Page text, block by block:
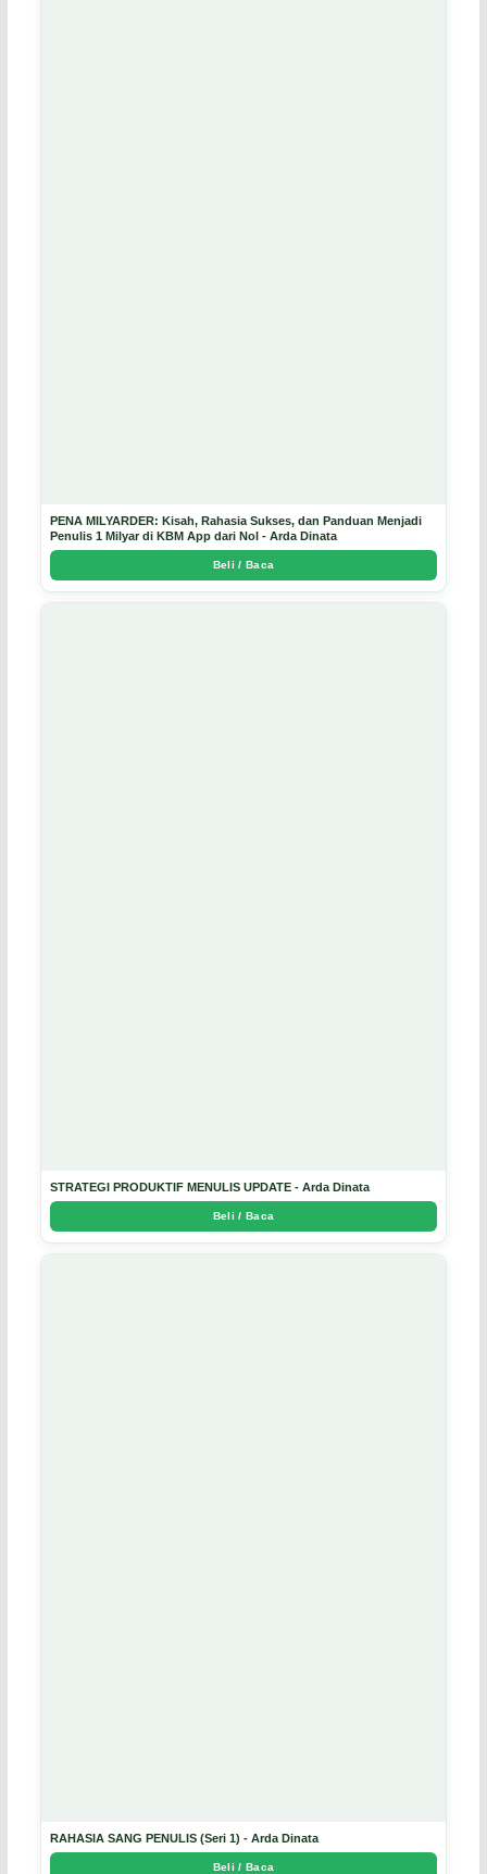
PENA MILYARDER: Kisah, Rahasia Sukses, dan Panduan Menjadi
Penulis 1 Milyar di KBM App dari Nol - Arda Dinata
Beli / Baca
STRATEGI PRODUKTIF MENULIS UPDATE - Arda Dinata
Beli / Baca
RAHASIA SANG PENULIS (Seri 1) - Arda Dinata
Beli / Baca